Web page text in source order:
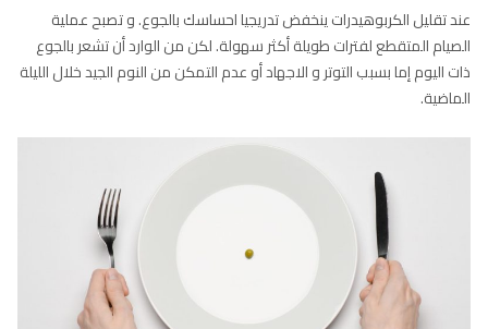
عند تقليل الكربوهيدرات ينخفض تدريجيا احساسك بالجوع. و تصبح عملية
الصيام المتقطع لفترات طويلة أكثر سهولة. لكن من الوارد أن تشعر بالجوع
ذات اليوم إما بسبب التوتر و الاجهاد أو عدم التمكن من النوم الجيد خلال الليلة
الماضية.